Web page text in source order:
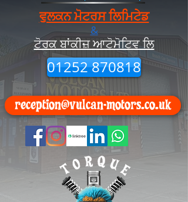
ਵੁਲਕਨ ਮੋਟਰਸ ਲਿਮਿਟੇਡ
&
ਟੋਰਕ ਬਾਂਕੀਜ਼ ਆਟੋਮੋਟਿਵ ਲਿ
01252 870818
reception@vulcan-motors.co.uk